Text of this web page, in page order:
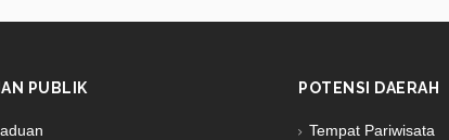
PUBLIK POTENSI DAERAH
Tempat Pariwisata